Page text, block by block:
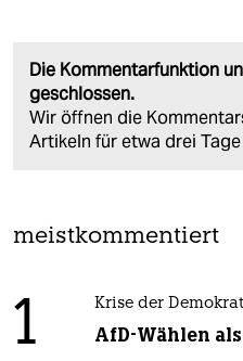
Die Kommentarfunktion
geschlossen.
Wir öffnen die
Artikeln für etwa drei Tage
meistkommentiert
1 Krise der
AfD-Wählen